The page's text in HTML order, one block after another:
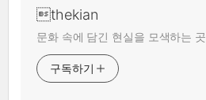
thekian
문화 속에 담긴 현실을 모색하는 곳
구독하기